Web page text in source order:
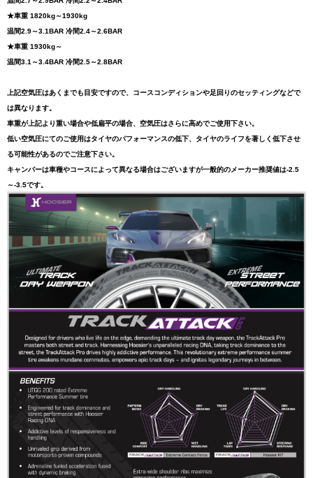
★車重 1820kg～1930kg
温間2.9～3.1BAR 冷間2.4～2.6BAR
★車重 1930kg～
温間3.1～3.4BAR 冷間2.5～2.8BAR
上記空気圧はあくまでも目安ですので、コースコンディションや足回りのセッティングなどで
は異なります。
車重が上記より重い場合や低扁平の場合、空気圧はさらに高めでご使用下さい。
低い空気圧にてのご使用はタイヤのパフォーマンスの低下、タイヤのライフを著しく低下させ
る可能性があるのでご注意下さい。
キャンバーは車種やコースによって異なる場合はございますが一般的のメーカー推奨値は-2.5
～-3.5です。